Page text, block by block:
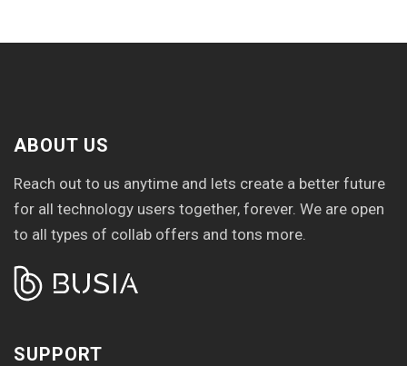
ABOUT US
Reach out to us anytime and lets create a better future
for all technology users together, forever. We are open
to all types of collab offers and tons more.
SUPPORT